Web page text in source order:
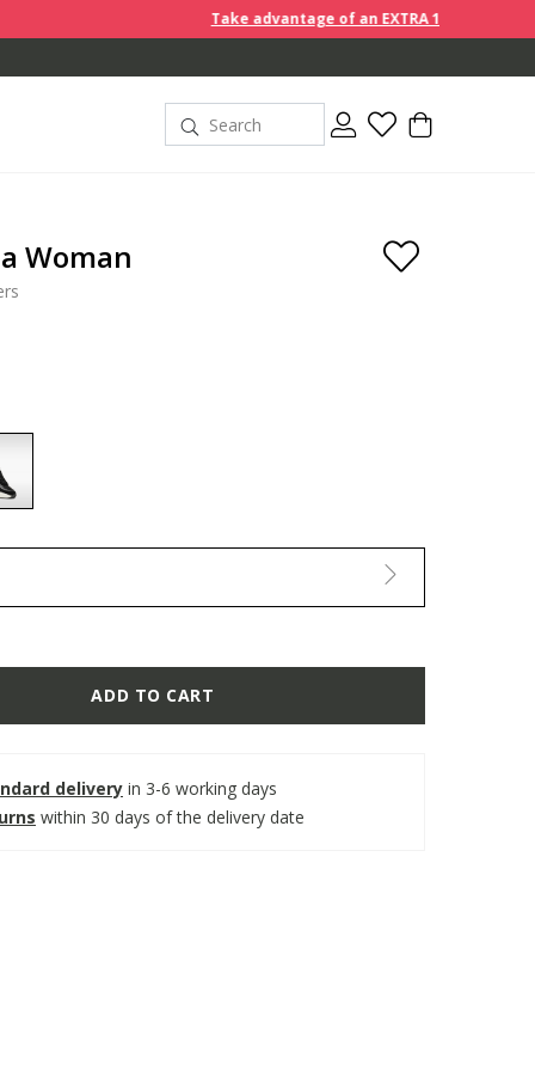
Take advantage of an EXTRA 10% off discount
Woman
ADD TO CART
delivery in 3-6 working days
within 30 days of the delivery date